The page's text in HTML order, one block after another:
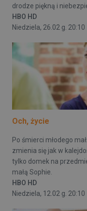
drodze piękną i
HBO HD
Niedziela, 26.02 g. 20:10
Och, życie
Po śmierci młodego
zmienia się jak w
tylko domek na
małą Sophie.
HBO HD
Niedziela, 12.02 g. 20:10